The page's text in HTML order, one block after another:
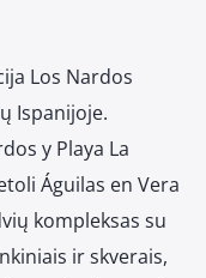
Los Nardos
Ispanijoje.
y Playa La
Águilas en Vera
kompleksas su
ir skverais,